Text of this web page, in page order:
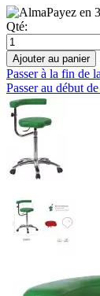
Payez en
Qté:
Ajouter au panier
Passer à la fin de
Passer au début